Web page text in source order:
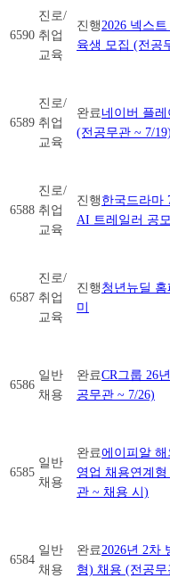
6590
진로/
취업
교육
진행 2026 넥스
육생 모집 (전공
6589
진로/
취업
교육
완료 네이버 플
(전공무관 ~ 7/19)
6588
진로/
취업
교육
진행 한국드라마
AI 트레일러 공
6587
진로/
취업
교육
진행 청년뉴딜
미
6586
일반
채용
완료CR그룹 26
공무관 ~ 7/26)
6585
일반
채용
완료에이피알
영업 채용연계
관 ~ 채용 시)
6584
일반
채용
완료 2026년 2차
형) 채용 (전공무